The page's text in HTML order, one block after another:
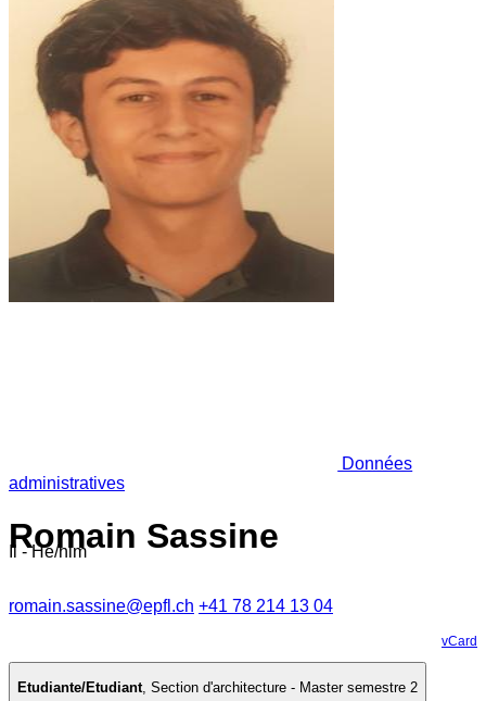
Données
administratives
Romain Sassine
Il - He/him
romain.sassine@epfl.ch +41 78 214 13 04
vCard
Etudiante/Etudiant Section d'architecture - Master semestre 2